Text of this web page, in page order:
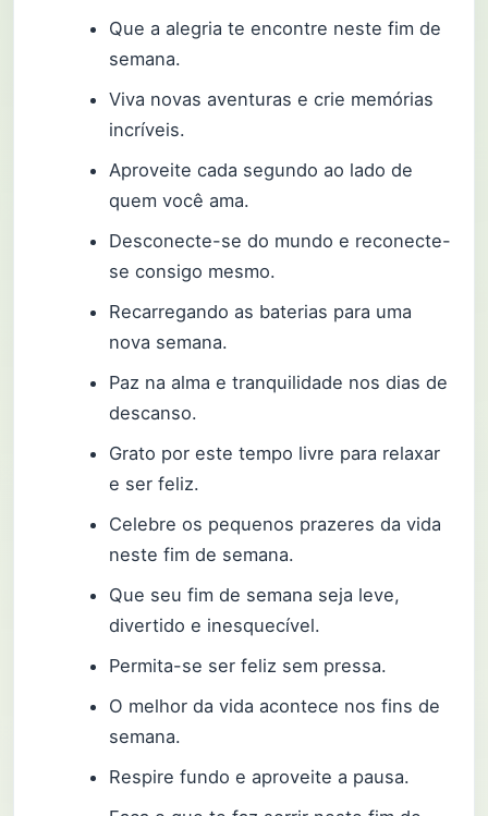
Que a alegria te encontre neste fim de
semana.
Viva novas aventuras e crie memórias
incríveis.
Aproveite cada segundo ao lado de
quem você ama.
Desconecte-se do mundo e reconecte-
se consigo mesmo.
Recarregando as baterias para uma
nova semana.
Paz na alma e tranquilidade nos dias de
descanso.
Grato por este tempo livre para relaxar
e ser feliz.
Celebre os pequenos prazeres da vida
neste fim de semana.
Que seu fim de semana seja leve,
divertido e inesquecível.
Permita-se ser feliz sem pressa.
O melhor da vida acontece nos fins de
semana.
Respire fundo e aproveite a pausa.